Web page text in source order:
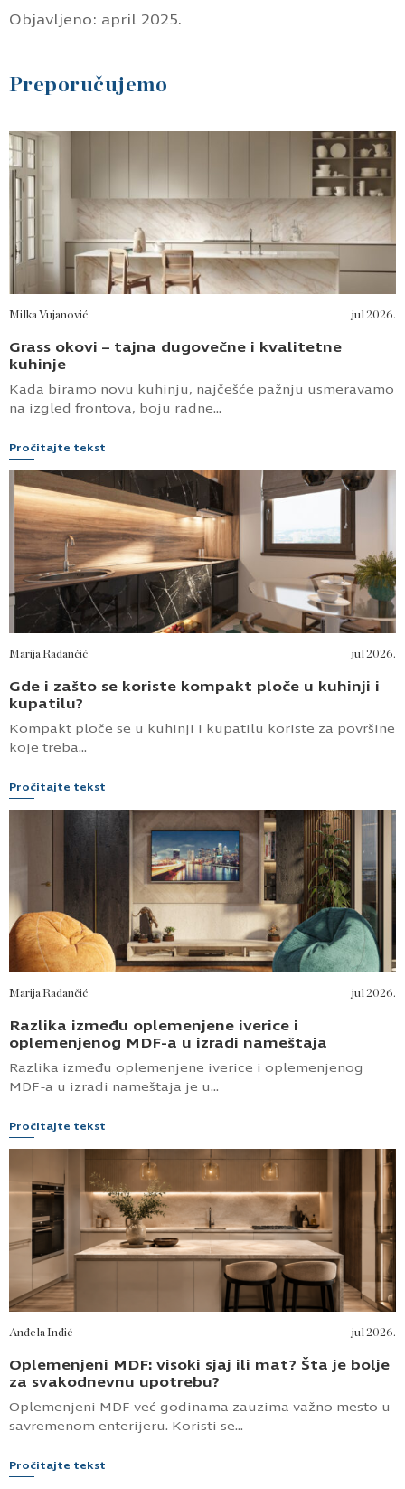
Objavljeno: april 2025.
Preporučujemo
Milka Vujanović jul 2026.
Grass okovi – tajna dugovečne i kvalitetne
kuhinje
Kada biramo novu kuhinju, najčešće pažnju usmeravamo
na izgled frontova, boju radne...
Pročitajte tekst
Marija Radančić jul 2026.
Gde i zašto se koriste kompakt ploče u kuhinji i
kupatilu?
Kompakt ploče se u kuhinji i kupatilu koriste za površine
koje treba...
Pročitajte tekst
Marija Radančić jul 2026.
Razlika između oplemenjene iverice i
oplemenjenog MDF-a u izradi nameštaja
Razlika između oplemenjene iverice i oplemenjenog
MDF-a u izradi nameštaja je u...
Pročitajte tekst
Anđela Inđić jul 2026.
Oplemenjeni MDF: visoki sjaj ili mat? Šta je bolje
za svakodnevnu upotrebu?
Oplemenjeni MDF već godinama zauzima važno mesto u
savremenom enterijeru. Koristi se...
Pročitajte tekst